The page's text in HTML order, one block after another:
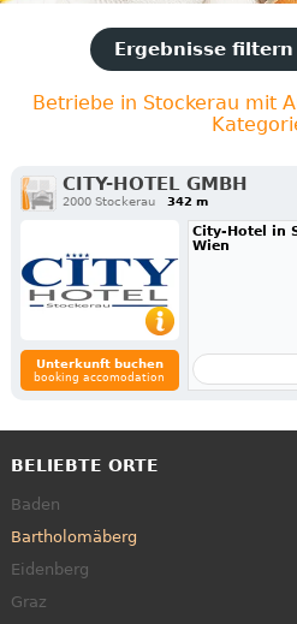
Ergebnisse
Betriebe in Stockerau mit
CITY-HOTEL GMBH
2000 Stockerau 342 m
Unterkunft buchen
booking accomodation
City-Hotel in
Wien
BELIEBTE ORTE
Baden
Bartholomäberg
Eidenberg
Graz